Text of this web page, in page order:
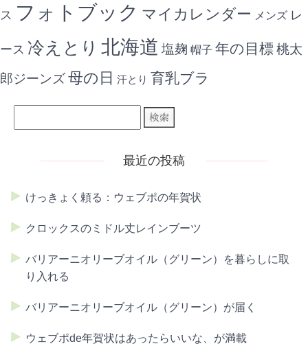
ス フォトブック マイカレンダー メンズ レ
ース 冷えとり 北海道 塩麹 帽子 年の目標 桃太
郎ジーンズ母の日 汗とり 育乳ブラ
最近の投稿
けっきょく頼る：ウェブポの年賀状
クロックスのミドル丈レインブーツ
バリアーニオリーブオイル（グリーン）を暮らしに取
り入れる
バリアーニオリーブオイル（グリーン）が届く
ウェブポde年賀状はあったらいいな、が満載